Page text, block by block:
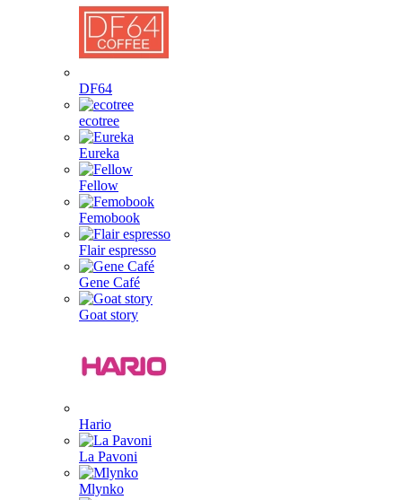
DF64
ecotree
Eureka
Fellow
Femobook
Flair espresso
Gene Café
Goat story
Hario
La Pavoni
Mlynko